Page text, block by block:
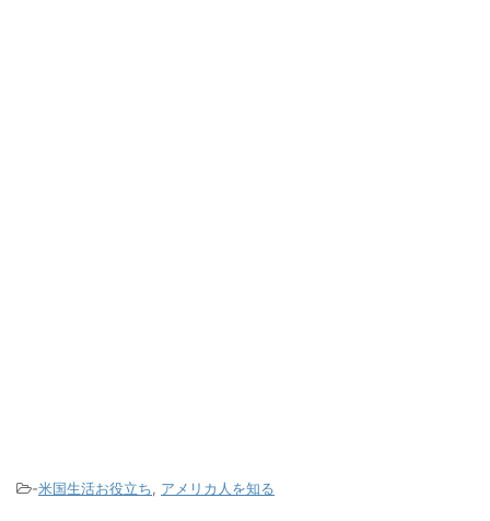
-米国生活お役立ち, アメリカ人を知る